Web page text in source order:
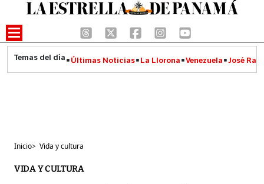
Últimas Noticias La Llorona Venezuela José
Inicio> Vida y cultura
VIDA Y CULTURA